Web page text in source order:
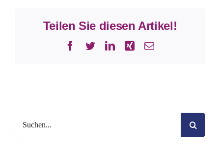
Teilen Sie diesen Artikel!
Facebook
TwitterLinkedIn
XingE-
nach: